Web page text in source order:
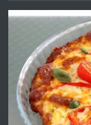
ПРЕДЛАГА